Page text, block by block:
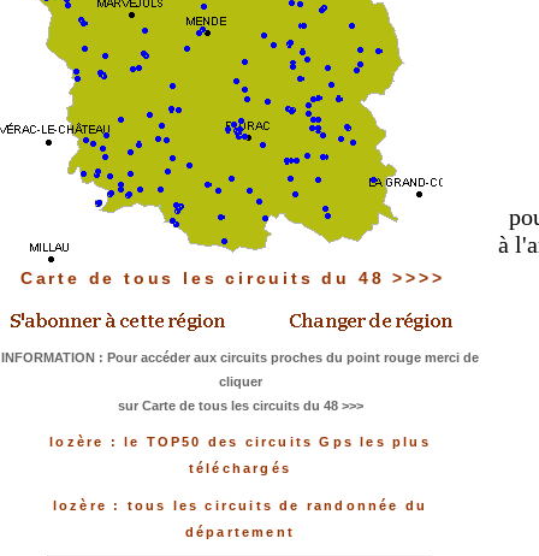
Carte de tous les circuits du 48 >>>>
INFORMATION : Pour accéder aux circuits proches du point rouge merci de
cliquer
sur Carte de tous les circuits du 48 >>>
lozère : le TOP50 des circuits Gps les plus
téléchargés
lozère : tous les circuits de randonnée du
département
à